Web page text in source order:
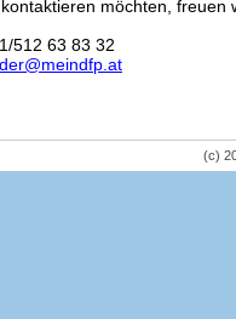
möchten,
512 63 83 32
(c)